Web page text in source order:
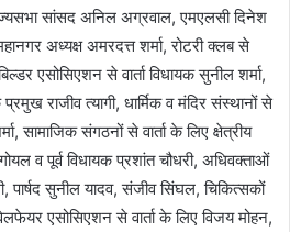
सांसद अनिल अग्रवाल, एमएलसी दिनेश
अध्यक्ष अमरदत्त शर्मा, रोटरी क्लब से
एसोसिएशन से वार्ता विधायक सुनील शर्मा,
राजीव त्यागी, धार्मिक व मंदिर संस्थानों से
सामाजिक संगठनों से वार्ता के लिए क्षेत्रीय
व पूर्व विधायक प्रशांत चौधरी, अधिवक्ताओं
पार्षद सुनील यादव, संजीव सिंघल, चिकित्सकों
वेलफेयर एसोसिएशन से वार्ता के लिए विजय मोहन,